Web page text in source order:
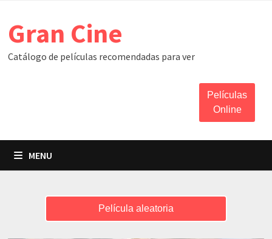
content
Gran Cine
Catálogo de películas recomendadas para ver
Películas
Online
MENU
Película aleatoria